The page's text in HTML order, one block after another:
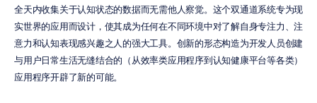
全天内收集关于认知状态的数据而无需他人察觉。这个双通道系统专为现
实世界的应用而设计，使其成为任何在不同环境中对了解自身专注力、注
意力和认知表现感兴趣之人的强大工具。创新的形态构造为开发人员创建
与用户日常生活无缝结合的（从效率类应用程序到认知健康平台等各类）
应用程序开辟了新的可能。